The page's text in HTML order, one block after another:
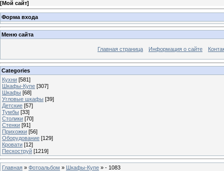
[Мой сайт]
Форма входа
Меню сайта
Главная страница Информация о сайте
Categories
Кухни [581]
Шкафы-Купе [307]
Шкафы [68]
Угловые шкафы [39]
Детские [57]
Тумбы [33]
Столики [70]
Стенки [91]
Прихожки [56]
Оборудование [129]
Кровати [12]
Пескоструй [1219]
Главная » Фотоальбом » Шкафы-Купе » - 1083